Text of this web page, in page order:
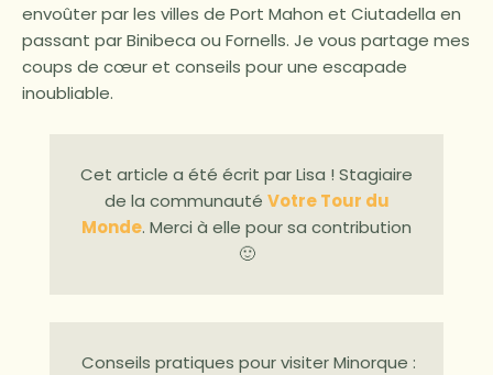
envoûter par les villes de Port Mahon et Ciutadella en
passant par Binibeca ou Fornells. Je vous partage mes
coups de cœur et conseils pour une escapade
inoubliable.
Cet article a été écrit par Lisa ! Stagiaire
de la communauté Votre Tour du
Monde. Merci à elle pour sa contribution
🙂
Conseils pratiques pour visiter Minorque :